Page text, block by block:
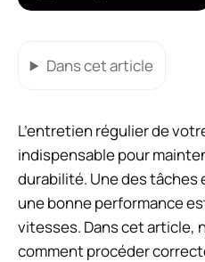
Dans cet article
L’entretien régulier de
indispensable pour
durabilité. Une des
une bonne performance
vitesses. Dans cet article,
comment procéder